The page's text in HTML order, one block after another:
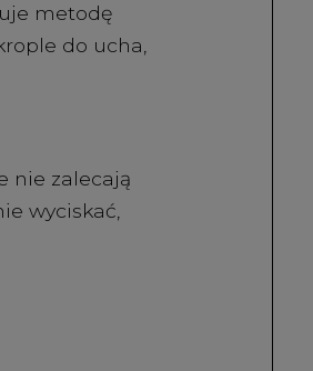
metodę
do ucha,
nie zalecają
wyciskać,